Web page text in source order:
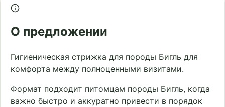
О предложении
Гигиеническая стрижка для породы Бигль для
комфорта между полноценными визитами.
Формат подходит питомцам породы Бигль, когда
важно быстро и аккуратно привести в порядок